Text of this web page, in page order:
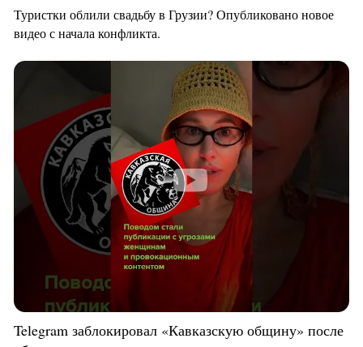
Туристки облили свадьбу в Грузии? Опубликовано новое
видео с начала конфликта.
Telegram заблокировал «Кавказскую общину» после